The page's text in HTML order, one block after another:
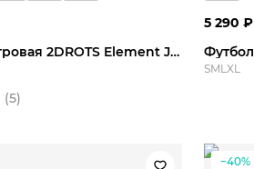
Футболка игровая 2DROTS Element Jersey
(5)
5 290 ₽
SML XL
−40%